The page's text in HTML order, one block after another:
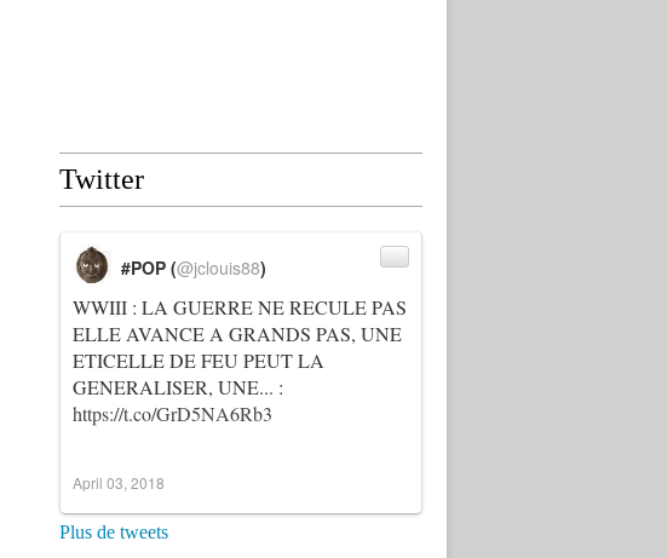
Twitter
WWIII : LA GUERRE NE RECULE PAS
ELLE AVANCE A GRANDS PAS, UNE
ETICELLE DE FEU PEUT LA
GENERALISER, UNE... :
https://t.co/GrD5NA6Rb3
#POP (@jclouis88)
April 03, 2018
Plus de tweets